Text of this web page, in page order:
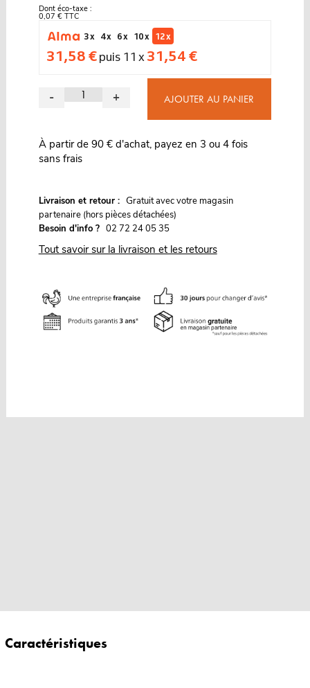
Dont éco-taxe :
0,07 € TTC
3 x
4 x 6 x 10 x 12 x
31,58 €puis 11 x31,54 €
- + AJOUTER AU PANIER
À partir de 90 € d'achat, payez en 3 ou 4 fois
sans frais
Livraison et retour : Gratuit avec votre magasin
partenaire (hors pièces détachées)
Besoin d'info ? 02 72 24 05 35
Tout savoir sur la livraison et les retours
Caractéristiques